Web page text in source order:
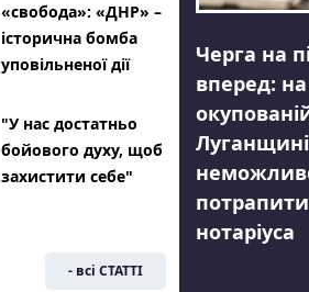
«свобода»: «ДНР» –
історична бомба
уповільненої дії
"У нас достатньо
бойового духу, щоб
захистити себе"
- всі СТАТТІ
Черга на
вперед: на
Луганщині
нотаріуса